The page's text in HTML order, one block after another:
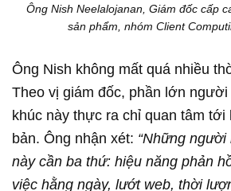
Ông Nish Neelalojanan, Giám đốc cấp
sản phẩm, nhóm Client
Ông Nish không mất quá nhiều
Theo vị giám đốc, phần lớn
khúc này thực ra chỉ quan tâm tới
bản. Ông nhận xét: “Những
này cần ba thứ: hiệu năng phản
việc hằng ngày, lướt web, thời